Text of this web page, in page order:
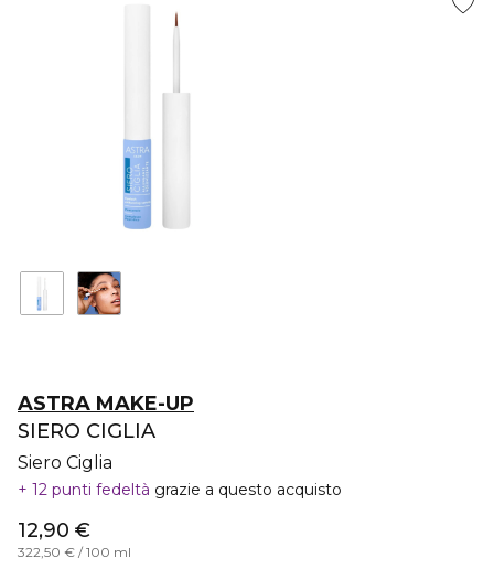
ASTRA MAKE-UP
SIERO CIGLIA
Siero Ciglia
12 punti fedeltà grazie a questo acquisto
12,90 €
322,50 € / 100 ml